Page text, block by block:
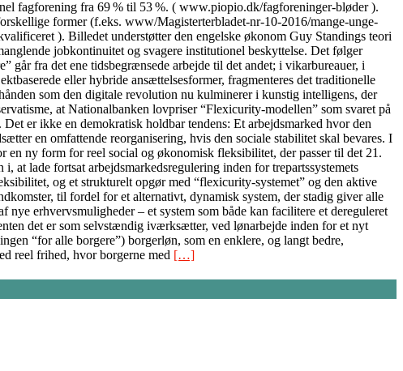
fagforening fra 69 % til 53 %. ( www.piopio.dk/fagforeninger-bløder ).
former (f.eks. www/Magisterterbladet-nr-10-2016/mange-unge-
). Billedet understøtter den engelske økonom Guy Standings teori
jobkontinuitet og svagere institutionel beskyttelse. Det følger
går fra det ene tidsbegrænsede arbejde til det andet; i vikarbureauer, i
eller hybride ansættelsesformer, fragmenteres det traditionelle
som den digitale revolution nu kulminerer i kunstig intelligens, der
at Nationalbanken lovpriser “Flexicurity-modellen” som svaret på
er ikke en demokratisk holdbar tendens: Et arbejdsmarked hvor den
en omfattende reorganisering, hvis den sociale stabilitet skal bevares. I
ny form for reel social og økonomisk fleksibilitet, der passer til det 21.
lade fortsat arbejdsmarkedsregulering inden for trepartssystemets
og et strukturelt opgør med “flexicurity-systemet” og den aktive
til fordel for et alternativt, dynamisk system, der stadig giver alle
erhvervsmuligheder – et system som både kan facilitere et dereguleret
det er som selvstændig iværksætter, ved lønarbejde inden for et nyt
“for alle borgere”) borgerløn, som en enklere, og langt bedre,
reel frihed, hvor borgerne med […]